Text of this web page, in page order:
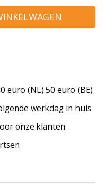
euro (NL) 50 euro (BE)
werkdag in huis
onze klanten